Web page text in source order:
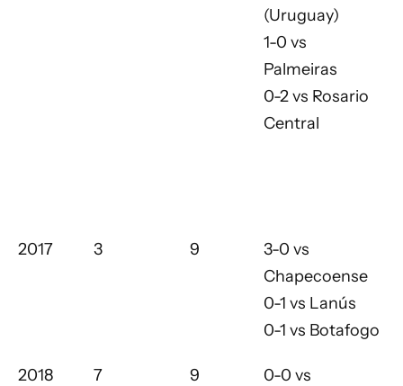
(Uruguay)
1-0 vs
Palmeiras
0-2 vs Rosario
Central
2017 3 9
3-0 vs
Chapecoense
0-1 vs Lanús
0-1 vs Botafogo
2018 7 9
0-0 vs